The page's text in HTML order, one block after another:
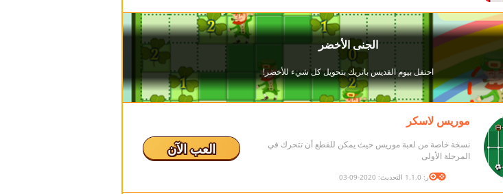
موريس لاسكر
نسخة خاصة من لعبة موريس حيث يمكن للقطع أن تتحرك في
المرحلة الأولى
الإصدار: 1.1.0 التحديث: 2020-09-03
العب الآن